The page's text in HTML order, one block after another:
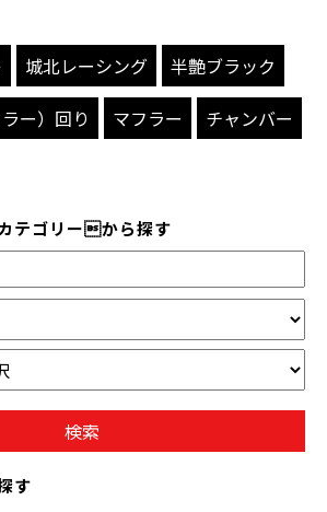
城北レーシング
半艶ブラック
ー）回り マフラー
チャンバー
テゴリーから探す
す